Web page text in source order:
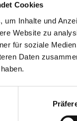
Cookies
um Inhalte und
Website zu
für soziale
Daten